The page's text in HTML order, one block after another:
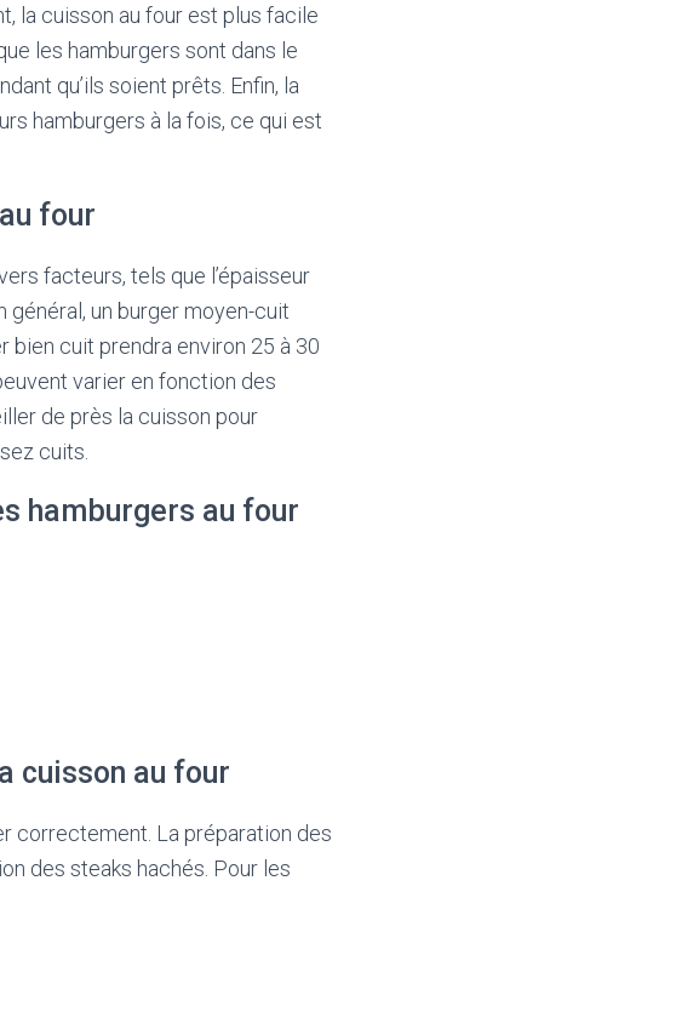
la cuisson au four est plus facile
les hamburgers sont dans le
qu’ils soient prêts. Enfin, la
hamburgers à la fois, ce qui est
four
facteurs, tels que l’épaisseur
général, un burger moyen-cuit
bien cuit prendra environ 25 à 30
varier en fonction des
de près la cuisson pour
cuits.
hamburgers au four
cuisson au four
correctement. La préparation des
des steaks hachés. Pour les